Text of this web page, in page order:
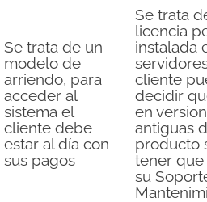
Se trata de un
modelo de
arriendo, para
acceder al
sistema el
cliente debe
estar al día con
sus pagos
Se trata
licencia
instalada
cliente
decidir
en
antiguas
producto
tener
su